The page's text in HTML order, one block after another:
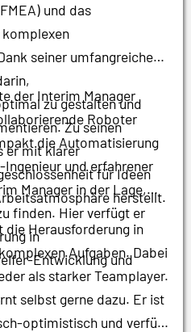
und das
seiner umfangreichen
zu gestalten und
Zu seinen
er mit klarer
für Ideen
herstellt.
der Interim Manager
Roboter
die Automatisierung
und erfahrener
Manager in der Lage,
finden. Hier verfügt er
in
Entwicklung und
die Herausforderung in
Aufgaben. Dabei
als starker Teamplayer.
selbst gerne dazu. Er ist
optimistisch und verfügt